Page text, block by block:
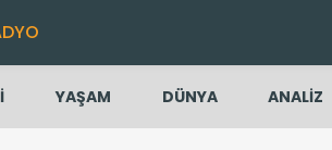
YAŞAM DÜNYA ANALİZ